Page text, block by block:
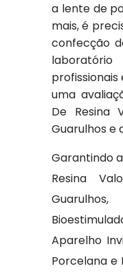
a lente de
mais, é
confecção
uma
De Resina
Guarulhos e
Garantindo
Resina
Aparelho
Porcelana e